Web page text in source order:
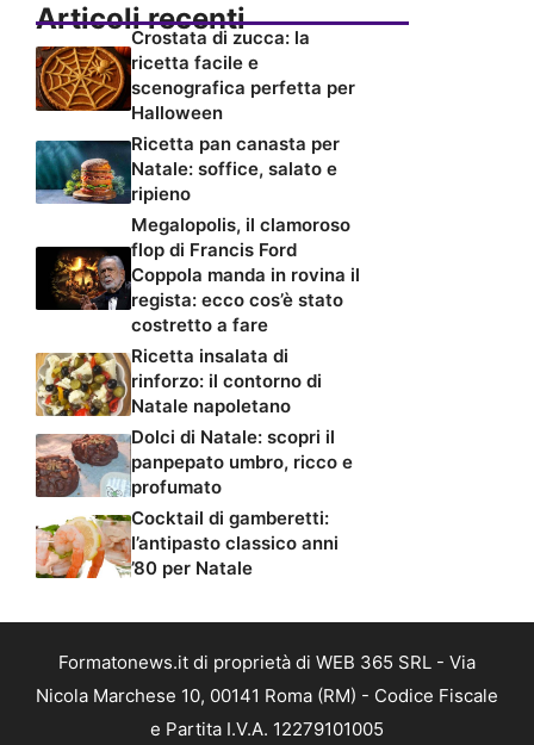
Articoli recenti
Crostata di zucca: la
ricetta facile e
scenografica perfetta per
Halloween
Ricetta pan canasta per
Natale: soffice, salato e
ripieno
Megalopolis, il clamoroso
flop di Francis Ford
Coppola manda in rovina il
regista: ecco cos’è stato
costretto a fare
Ricetta insalata di
rinforzo: il contorno di
Natale napoletano
Dolci di Natale: scopri il
panpepato umbro, ricco e
profumato
Cocktail di gamberetti:
l’antipasto classico anni
’80 per Natale
Formatonews.it di proprietà di WEB 365 SRL - Via
Nicola Marchese 10, 00141 Roma (RM) - Codice Fiscale
e Partita I.V.A. 12279101005